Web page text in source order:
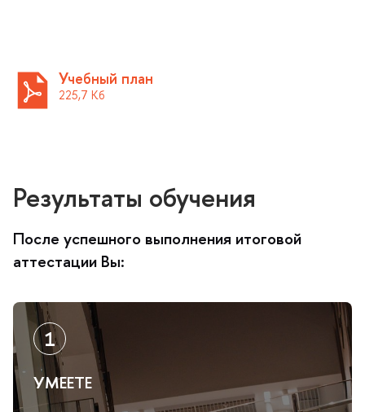
Учебный план
225,7 Кб
Результаты обучения
После успешного выполнения итоговой
аттестации Вы:
УМЕЕТЕ